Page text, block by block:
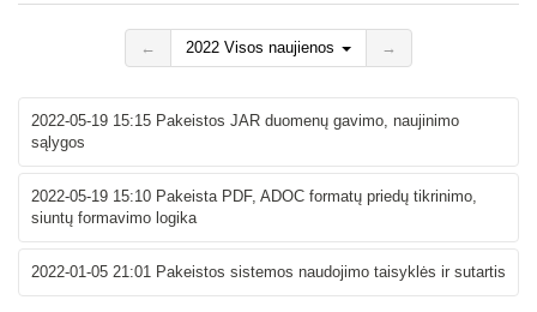
← 2022 Visos naujienos →
2022-05-19 15:15 Pakeistos JAR duomenų gavimo, naujinimo
sąlygos
2022-05-19 15:10 Pakeista PDF, ADOC formatų priedų tikrinimo,
siuntų formavimo logika
2022-01-05 21:01 Pakeistos sistemos naudojimo taisyklės ir sutartis